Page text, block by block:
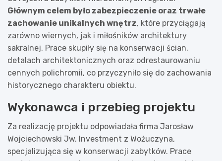
Głównym celem było zabezpieczenie oraz trwałe
zachowanie unikalnych wnętrz, które przyciągają
zarówno wiernych, jak i miłośników architektury
sakralnej. Prace skupiły się na konserwacji ścian,
detalach architektonicznych oraz odrestaurowaniu
cennych polichromii, co przyczyniło się do zachowania
historycznego charakteru obiektu.
Wykonawca i przebieg projektu
Za realizację projektu odpowiadała firma Jarosław
Wojciechowski Jw. Investment z Wożuczyna,
specjalizująca się w konserwacji zabytków. Prace